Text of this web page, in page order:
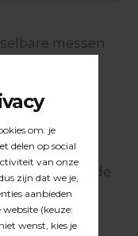
messen
(2k) lijmen,
harde
hebben en de
af